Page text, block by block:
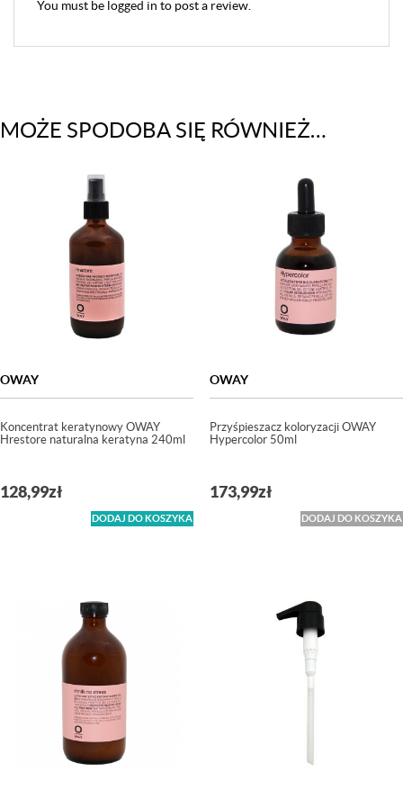
You must be logged in to post a review.
MOŻE SPODOBA SIĘ RÓWNIEŻ…
OWAY
Koncentrat keratynowy OWAY
Hrestore naturalna keratyna 240ml
128,99zł
DODAJ DO KOSZYKA
OWAY
Przyśpieszacz koloryzacji OWAY
Hypercolor 50ml
173,99zł
DODAJ DO KOSZYKA